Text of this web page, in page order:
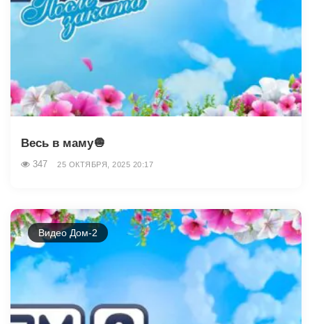
Весь в маму🧅
347 25 ОКТЯБРЯ, 2025 20:17
Видео Дом-2